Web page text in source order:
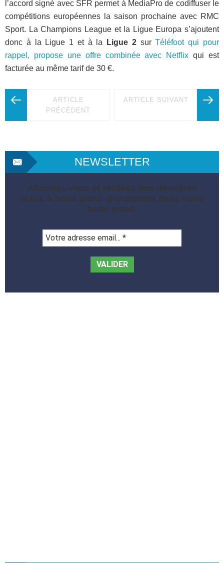
l’accord signé avec SFR permet à MediaPro de codiffuser le
compétitions européennes la saison prochaine avec RMC
Sport. La Champions League et la Ligue Europa s’ajoutent
donc à la Ligue 1 et à la
Ligue 2surTéléfoot qui pour
rappel, propose une offre combinée avec Netflix qui est
facturée au même tarif de 30 €.
ARTICLE
PRÉCÉDENT
ARTICLE SUIVANT
NEWSLETTER
Abonnez-vous et recevez nos dernières
actus & bons plans directement dans votre
boite email.
adresse